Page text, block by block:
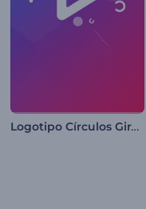
Logotipo Círculos Giratórios